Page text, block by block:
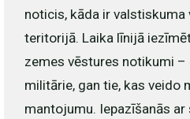
noticis, kāda ir valstiskuma
teritorijā. Laika līnijā
zemes vēstures notikumi –
militārie, gan tie, kas veido
mantojumu. Iepazīšanās